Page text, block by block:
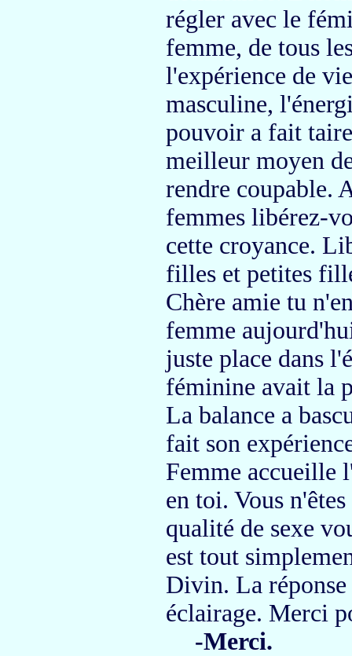
régler avec le
femme, de tous
l'expérience de
masculine,
pouvoir a fait
meilleur moyen
rendre coupable.
femmes libérez-
cette croyance.
filles et petites
Chère amie tu
femme
juste place dans
féminine avait la
La balance a
fait son
Femme accueille
en toi. Vous
qualité de sexe
est tout
Divin. La
éclairage. Merci
-Merci.